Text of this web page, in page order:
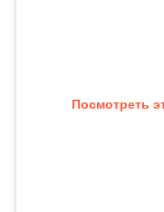
Посмотреть